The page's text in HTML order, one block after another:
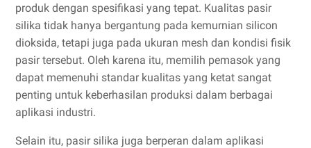
produk dengan spesifikasi yang tepat. Kualitas pasir
silika tidak hanya bergantung pada kemurnian silicon
dioksida, tetapi juga pada ukuran mesh dan kondisi fisik
pasir tersebut. Oleh karena itu, memilih pemasok yang
dapat memenuhi standar kualitas yang ketat sangat
penting untuk keberhasilan produksi dalam berbagai
aplikasi industri.
Selain itu, pasir silika juga berperan dalam aplikasi